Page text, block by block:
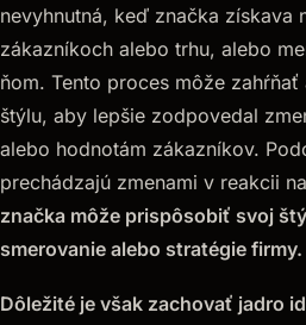
nevyhnutná, keď značka získava
zákazníkoch alebo trhu, alebo
ňom. Tento proces môže
štýlu, aby lepšie zodpovedal
alebo hodnotám zákazníkov.
prechádzajú zmenami v reakcii
značka môže prispôsobiť svoj
smerovanie alebo stratégie firmy.
Dôležité je však zachovať jadro